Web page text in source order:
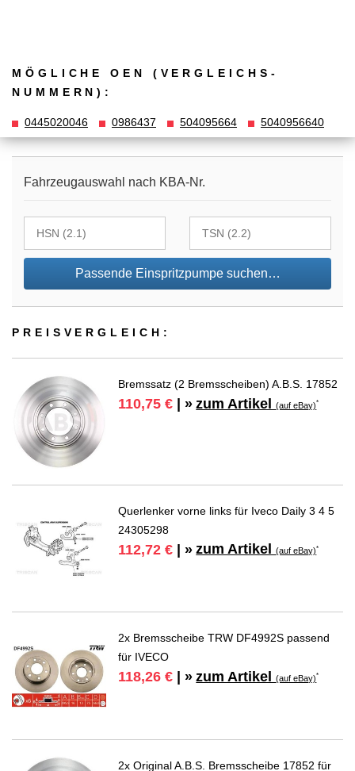
MÖGLICHE OEN (VERGLEICHS­
NUMMERN):
0445020046 0986437 504095664 5040956640
Fahrzeugauswahl nach KBA-Nr.
Passende Einspritzpumpe suchen…
PREIS­VER­GLEICH:
Bremssatz (2 Bremsscheiben) A.B.S. 17852
110,75 € | » zum Artikel(auf eBay)*
Querlenker vorne links für Iveco Daily 3 4 5
24305298
112,72 € | » zum Artikel(auf eBay)*
2x Bremsscheibe TRW DF4992S passend
für IVECO
118,26 € | » zum Artikel(auf eBay)*
2x Original A.B.S. Bremsscheibe 17852 für